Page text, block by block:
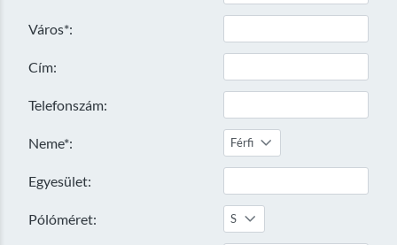
Város*:
Cím:
Telefonszám:
Neme*: Férfi
Egyesület:
Pólóméret: S